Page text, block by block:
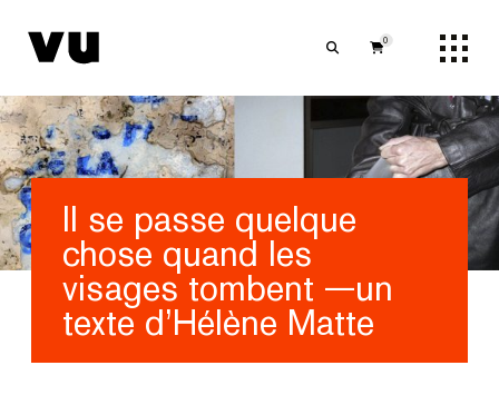
0
Il se passe quelque
chose quand les
visages tombent —un
texte d’Hélène Matte